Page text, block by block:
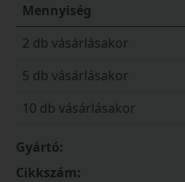
Mennyiség
2 db vásárlásakor
5 db vásárlásakor
10 db vásárlásakor
Gyártó:
Cikkszám: